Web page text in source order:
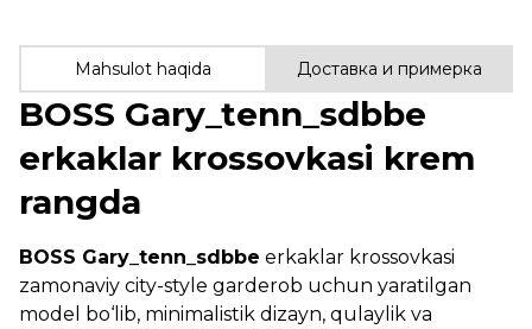
Mahsulot haqida Доставка и примерка
BOSS Gary_tenn_sdbbe
erkaklar krossovkasi krem
rangda
BOSS Gary_tenn_sdbbe erkaklar krossovkasi
zamonaviy city-style garderob uchun yaratilgan
model bo‘lib, minimalistik dizayn, qulaylik va